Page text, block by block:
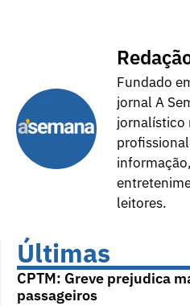
Fundado
jornal A
jornalístico
leitores.
Últimas
CPTM: Greve prejudica
passageiros